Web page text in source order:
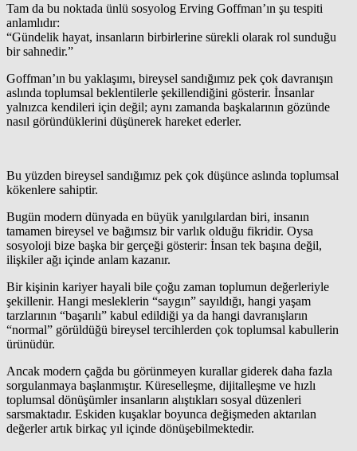
Tam da bu noktada ünlü sosyolog Erving Goffman’ın şu tespiti
anlamlıdır:
“Gündelik hayat, insanların birbirlerine sürekli olarak rol sunduğu
bir sahnedir.”
Goffman’ın bu yaklaşımı, bireysel sandığımız pek çok davranışın
aslında toplumsal beklentilerle şekillendiğini gösterir. İnsanlar
yalnızca kendileri için değil; aynı zamanda başkalarının gözünde
nasıl göründüklerini düşünerek hareket ederler.
Bu yüzden bireysel sandığımız pek çok düşünce aslında toplumsal
kökenlere sahiptir.
Bugün modern dünyada en büyük yanılgılardan biri, insanın
tamamen bireysel ve bağımsız bir varlık olduğu fikridir. Oysa
sosyoloji bize başka bir gerçeği gösterir: İnsan tek başına değil,
ilişkiler ağı içinde anlam kazanır.
Bir kişinin kariyer hayali bile çoğu zaman toplumun değerleriyle
şekillenir. Hangi mesleklerin “saygın” sayıldığı, hangi yaşam
tarzlarının “başarılı” kabul edildiği ya da hangi davranışların
“normal” görüldüğü bireysel tercihlerden çok toplumsal kabullerin
ürünüdür.
Ancak modern çağda bu görünmeyen kurallar giderek daha fazla
sorgulanmaya başlanmıştır. Küreselleşme, dijitalleşme ve hızlı
toplumsal dönüşümler insanların alıştıkları sosyal düzenleri
sarsmaktadır. Eskiden kuşaklar boyunca değişmeden aktarılan
değerler artık birkaç yıl içinde dönüşebilmektedir.